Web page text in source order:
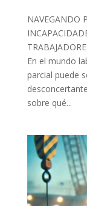
NAVEGANDO
En el mundo
parcial puede
sobre qué...